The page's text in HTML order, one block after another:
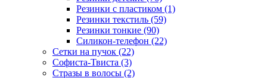
Резинки с пластиком (1)
Резинки текстиль (59)
Резинки тонкие (90)
Силикон-телефон (22)
Сетки на пучок (22)
Софиста-Твиста (3)
Стразы в волосы (2)